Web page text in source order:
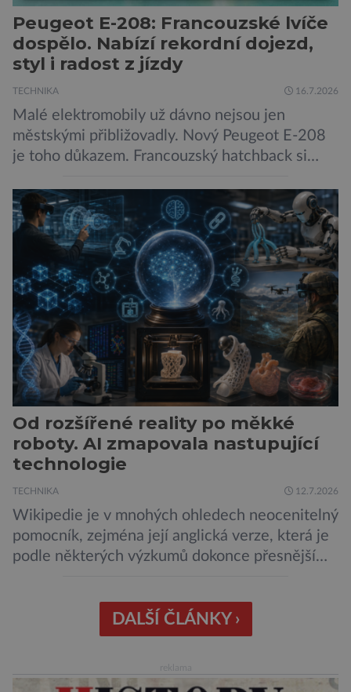
Peugeot E-208: Francouzské lvíče
dospělo. Nabízí rekordní dojezd,
styl i radost z jízdy
TECHNIKA 16.7.2026
Malé elektromobily už dávno nejsou jen
městskými přibližovadly. Nový Peugeot E-208
je toho důkazem. Francouzský hatchback si
dojezd a modernější technologie, ale hlavně
ukazuje, že i kompaktní elektromobil může být
autem, se kterým bez obav vyrazíte za hranice
města Peugeot se u modelu 208 trefil do
černého už […]
Od rozšířené reality po měkké
roboty. AI zmapovala nastupující
technologie
TECHNIKA 12.7.2026
Wikipedie je v mnohých ohledech neocenitelný
pomocník, zejména její anglická verze, která je
podle některých výzkumů dokonce přesnější
křišťálovou kouli, ze které umělá inteligence
věštila, které technologie v dohledné
Za vším stojí australští výzkumníci, kteří pomocí
DALŠÍ ČLÁNKY ›